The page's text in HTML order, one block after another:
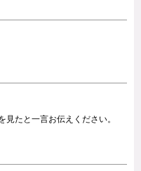
たと一言お伝えください。